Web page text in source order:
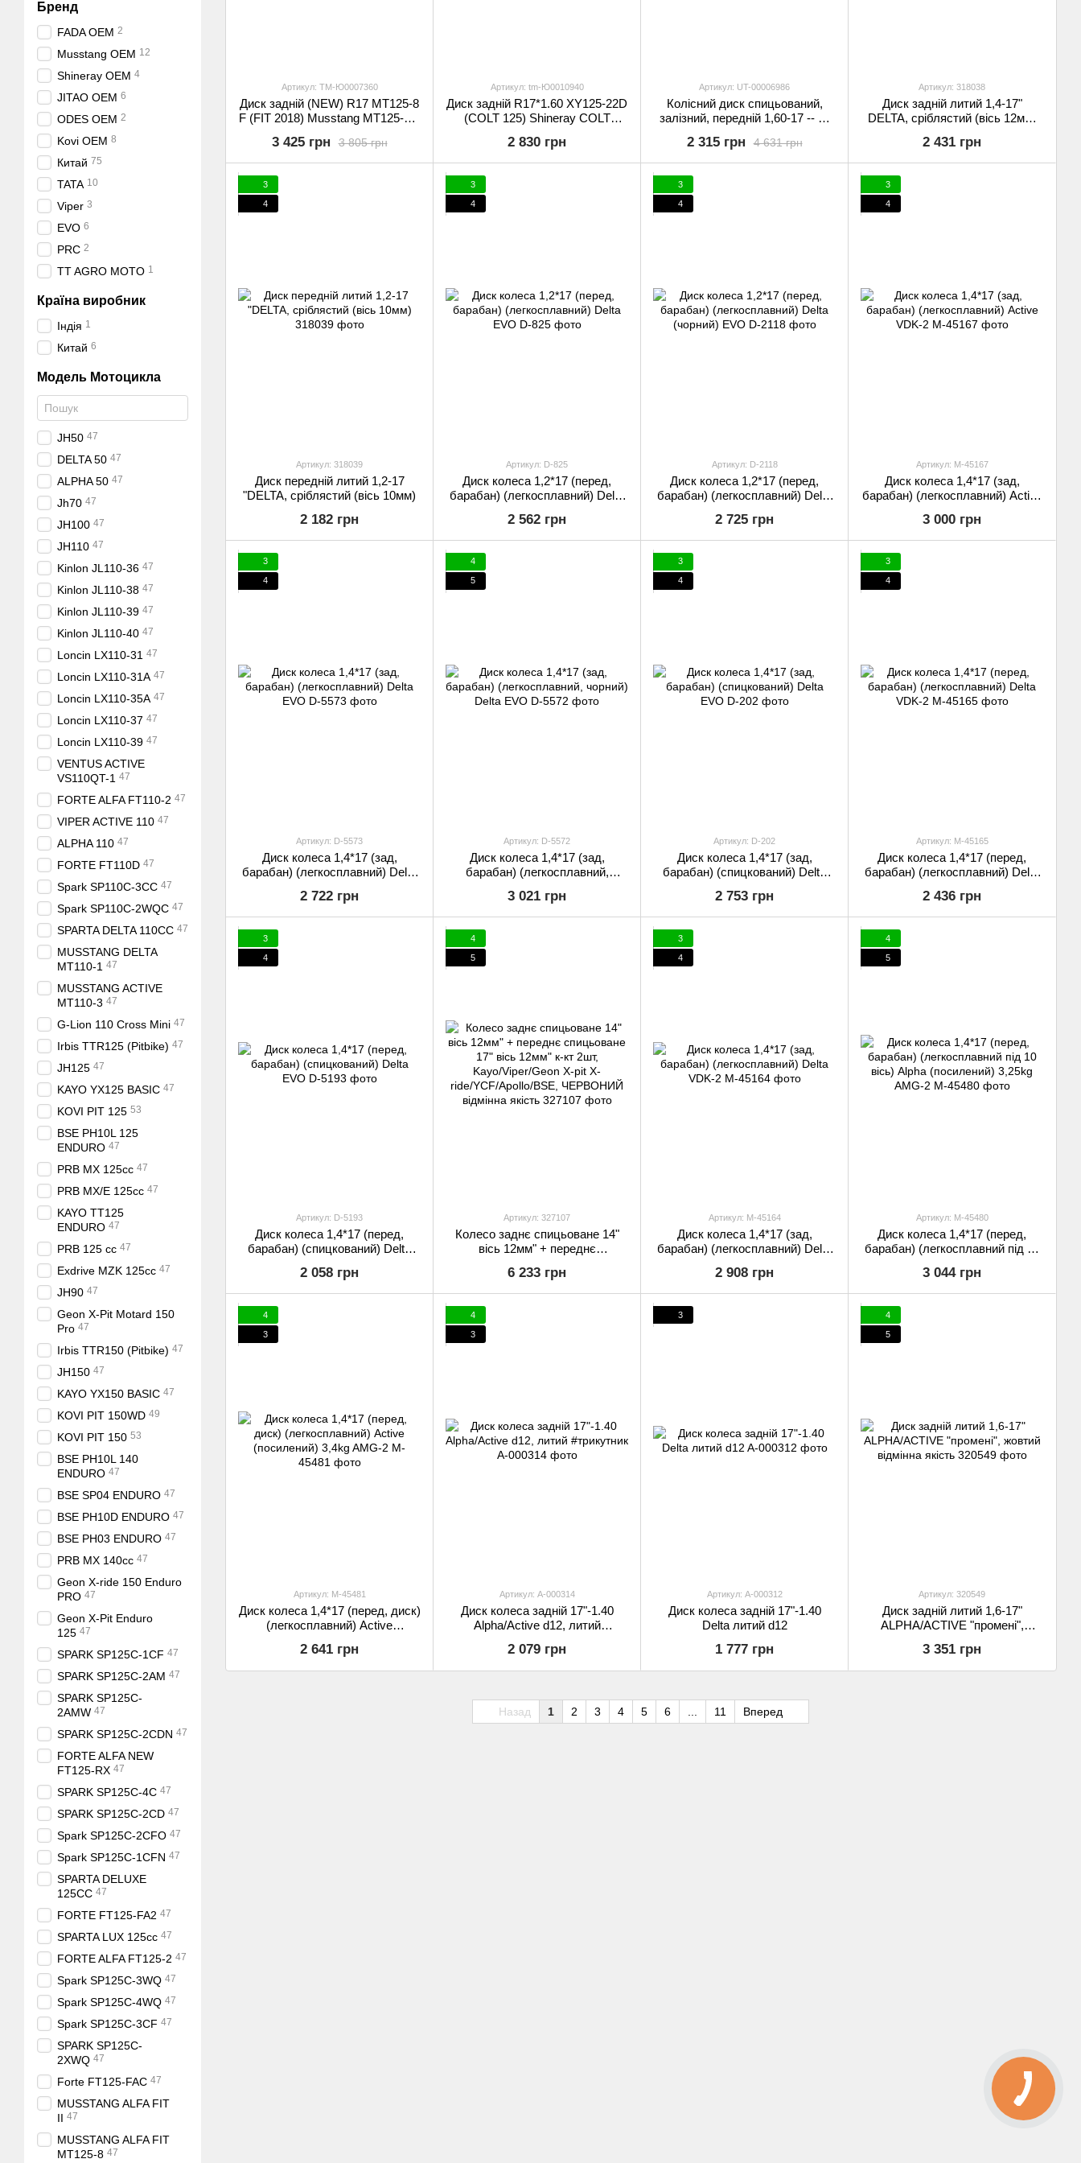
Артикул: TM-Ю0007360
Диск задній (NEW) R17 МТ125-8
F (FIT 2018) Musstang MT125-8 F
3 805 грн
3 425 грн
Артикул: tm-Ю0010940
Диск задній R17*1.60 XY125-22D
(COLT 125) Shineray COLT
2 830 грн
Артикул: UT-00006986
Колісний диск спицьований,
залізний, передній 1,60-17 -- X-
RIDE COMPETITION 150-190
2019
4 631 грн
2 315 грн
Артикул: 318038
Диск задній литий 1,4-17"
DELTA, сріблястий (вісь 12мм)
2 431 грн
3
4
Артикул: 318039
Диск передній литий 1,2-17
"DELTA, сріблястий (вісь 10мм)
2 182 грн
3
4
Артикул: D-825
Диск колеса 1,2*17 (перед,
барабан) (легкосплавний) Delta
2 562 грн
3
4
Артикул: D-2118
Диск колеса 1,2*17 (перед,
барабан) (легкосплавний) Delta
2 725 грн
3
4
Артикул: M-45167
Диск колеса 1,4*17 (зад,
барабан) (легкосплавний) Active
3 000 грн
3
4
Артикул: D-5573
Диск колеса 1,4*17 (зад,
барабан) (легкосплавний) Delta
2 722 грн
4
5
Артикул: D-5572
Диск колеса 1,4*17 (зад,
барабан) (легкосплавний,
3 021 грн
3
4
Артикул: D-202
Диск колеса 1,4*17 (зад,
барабан) (спицкований) Delta
2 753 грн
3
4
Артикул: M-45165
Диск колеса 1,4*17 (перед,
барабан) (легкосплавний) Delta
2 436 грн
3
4
Артикул: D-5193
Диск колеса 1,4*17 (перед,
барабан) (спицкований) Delta
2 058 грн
4
5
Артикул: 327107
Колесо заднє спицьоване 14"
вісь 12мм" + переднє
2шт, Kayo/Viper/Geon X-pit X-
ride/YCF/Apollo/BSE,
ЧЕРВОНИЙ відмінна якість
6 233 грн
3
4
Артикул: M-45164
Диск колеса 1,4*17 (зад,
барабан) (легкосплавний) Delta
2 908 грн
4
5
Артикул: M-45480
Диск колеса 1,4*17 (перед,
барабан) (легкосплавний під 10
AMG-2
3 044 грн
4
3
Артикул: M-45481
Диск колеса 1,4*17 (перед, диск)
(легкосплавний) Active
2 641 грн
4
3
Артикул: A-000314
Диск колеса задній 17"-1.40
Alpha/Active d12, литий
2 079 грн
3
Артикул: A-000312
Диск колеса задній 17"-1.40
Delta литий d12
1 777 грн
4
5
Артикул: 320549
Диск задній литий 1,6-17"
ALPHA/ACTIVE "промені",
3 351 грн
Назад 1 2 3 4 5 6 ... 11 Вперед
Бренд
FADA OEM 2
Musstang OEM 12
Shineray OEM 4
JITAO OEM 6
ODES OEM 2
Kovi OEM 8
Китай 75
TATA 10
Viper 3
EVO 6
PRC 2
TT AGRO MOTO 1
Країна виробник
Індія 1
Китай 6
Модель Мотоцикла
JH50 47
DELTA 50 47
ALPHA 50 47
Jh70 47
JH100 47
JH110 47
Kinlon JL110-36 47
Kinlon JL110-38 47
Kinlon JL110-39 47
Kinlon JL110-40 47
Loncin LX110-31 47
Loncin LX110-31A 47
Loncin LX110-35A 47
Loncin LX110-37 47
Loncin LX110-39 47
VENTUS ACTIVE
VS110QT-1 47
FORTE ALFA FT110-2 47
VIPER ACTIVE 110 47
ALPHA 110 47
FORTE FT110D 47
Spark SP110C-3CС 47
Spark SP110C-2WQС 47
SPARTA DELTA 110CC 47
MUSSTANG DELTA
MT110-1 47
MUSSTANG ACTIVE
MT110-3 47
G-Lion 110 Cross Mini 47
Irbis TTR125 (Pitbike) 47
JH125 47
KAYO YX125 BASIC 47
KOVI PIT 125 53
BSE PH10L 125
ENDURO 47
PRB MX 125cc 47
PRB MX/E 125cc 47
KAYO TT125
ENDURO 47
PRB 125 cc 47
Exdrive MZK 125cc 47
JH90 47
Geon X-Pit Motard 150
Pro 47
Irbis TTR150 (Pitbike) 47
JH150 47
KAYO YX150 BASIC 47
KOVI PIT 150WD 49
KOVI PIT 150 53
BSE PH10L 140
ENDURO 47
BSE SP04 ENDURO 47
BSE PH10D ENDURO 47
BSE PH03 ENDURO 47
PRB MX 140cc 47
Geon X-ride 150 Enduro
PRO 47
Geon X-Pit Enduro
125 47
SPARK SP125C-1CF 47
SPARK SP125C-2AM 47
SPARK SP125C-
2AMW 47
SPARK SP125C-2CDN 47
FORTE ALFA NEW
FT125-RX 47
SPARK SP125C-4C 47
SPARK SP125C-2CD 47
Spark SP125C-2CFO 47
Spark SP125C-1CFN 47
SPARTA DELUXE
125CC 47
FORTE FT125-FA2 47
SPARTA LUX 125cc 47
FORTE ALFA FT125-2 47
Spark SP125C-3WQ 47
Spark SP125C-4WQ 47
Spark SP125C-3CF 47
SPARK SP125C-
2XWQ 47
Forte FT125-FAС 47
MUSSTANG ALFA FIT
II 47
MUSSTANG ALFA FIT
MT125-8 47